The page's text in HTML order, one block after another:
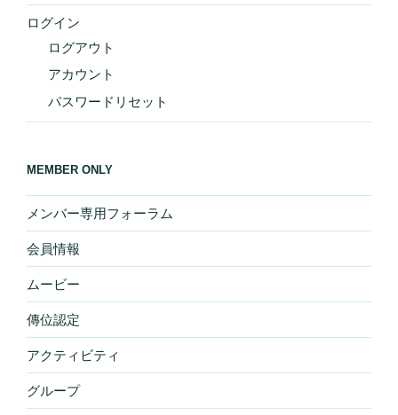
ログイン
ログアウト
アカウント
パスワードリセット
MEMBER ONLY
メンバー専用フォーラム
会員情報
ムービー
傳位認定
アクティビティ
グループ